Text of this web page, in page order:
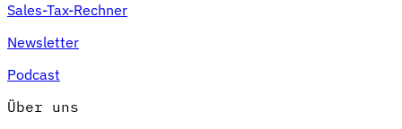
Werkzeuge
Nummernprüfer
Sales-Tax-Rechner
Newsletter
Podcast
Über uns